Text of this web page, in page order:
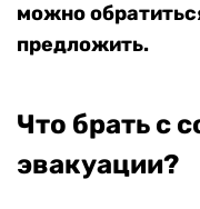
можно
предложить.
Что брать с
эвакуации?